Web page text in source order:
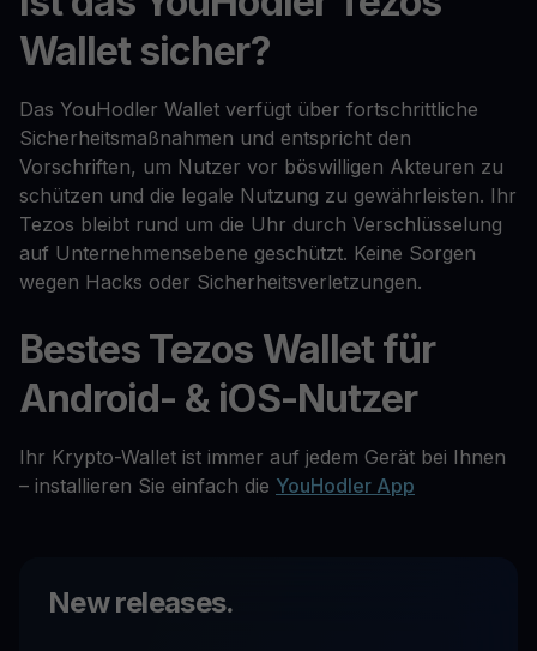
Wallet sicher?
Das YouHodler Wallet verfügt über fortschrittliche
Sicherheitsmaßnahmen und entspricht den
Vorschriften, um Nutzer vor böswilligen Akteuren zu
schützen und die legale Nutzung zu gewährleisten. Ihr
Tezos bleibt rund um die Uhr durch Verschlüsselung
auf Unternehmensebene geschützt. Keine Sorgen
wegen Hacks oder Sicherheitsverletzungen.
Bestes Tezos Wallet für
Android- & iOS-Nutzer
Ihr Krypto-Wallet ist immer auf jedem Gerät bei Ihnen
– installieren Sie einfach die YouHodler App
New releases.